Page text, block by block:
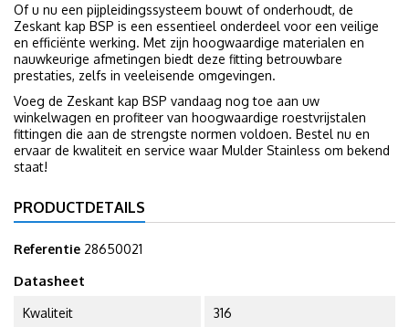
Of u nu een pijpleidingssysteem bouwt of onderhoudt, de
Zeskant kap BSP is een essentieel onderdeel voor een veilige
en efficiënte werking. Met zijn hoogwaardige materialen en
nauwkeurige afmetingen biedt deze fitting betrouwbare
prestaties, zelfs in veeleisende omgevingen.
Voeg de Zeskant kap BSP vandaag nog toe aan uw
winkelwagen en profiteer van hoogwaardige roestvrijstalen
fittingen die aan de strengste normen voldoen. Bestel nu en
ervaar de kwaliteit en service waar Mulder Stainless om bekend
staat!
PRODUCTDETAILS
Referentie 28650021
Datasheet
Kwaliteit 316